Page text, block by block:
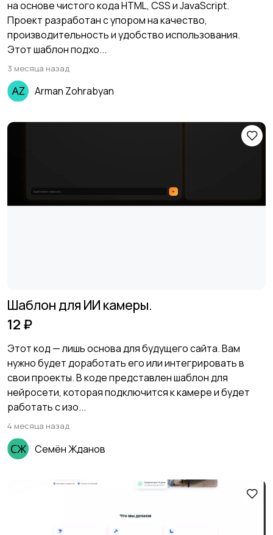
на основе чистого кода HTML, CSS и JavaScript.
Проект разработан с упором на качество,
производительность и удобство использования.
Этот шаблон подхо...
3 месяца назад
Arman Zohrabyan
Шаблон для ИИ камеры.
12 ₽
Этот код — лишь основа для будущего сайта. Вам
нужно будет доработать его или интегрировать в
свои проекты. В коде представлен шаблон для
нейросети, которая подключится к камере и будет
работать с изо...
4 месяца назад
Семён Жданов